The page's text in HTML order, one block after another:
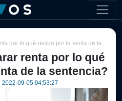
lo qué recibo por la venta de la sentencia?
renta por lo qué
de la sentencia?
2022-09-05 04:53:27